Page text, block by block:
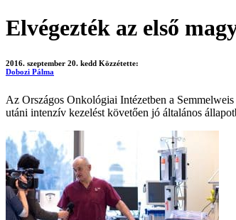
Elvégezték az első
2016. szeptember 20. kedd Közzétette:
Dobozi Pálma
Az Országos Onkológiai Intézetben a
utáni intenzív kezelést követően jó általános